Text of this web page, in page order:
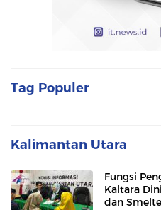
Tag Populer
Kalimantan Utara
Fungsi
Kaltara
dan